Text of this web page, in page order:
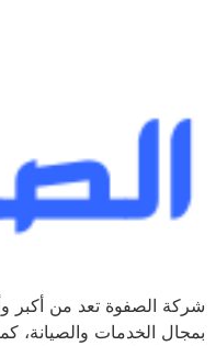
شركة الصفوة تعد من أكبر
بمجال الخدمات والصيانة،